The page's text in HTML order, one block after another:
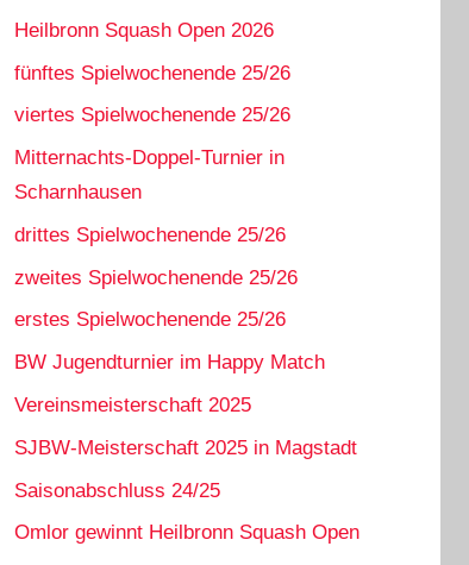
Heilbronn Squash Open 2026
fünftes Spielwochenende 25/26
viertes Spielwochenende 25/26
Mitternachts-Doppel-Turnier in
Scharnhausen
drittes Spielwochenende 25/26
zweites Spielwochenende 25/26
erstes Spielwochenende 25/26
BW Jugendturnier im Happy Match
Vereinsmeisterschaft 2025
SJBW-Meisterschaft 2025 in Magstadt
Saisonabschluss 24/25
Omlor gewinnt Heilbronn Squash Open